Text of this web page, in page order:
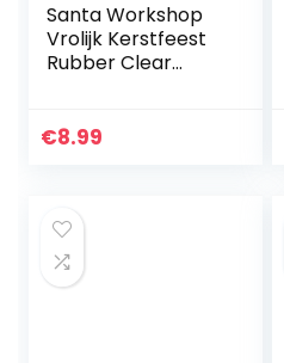
Santa Workshop
Vrolijk Kerstfeest
Rubber Clear
Decoratie en
€8.99